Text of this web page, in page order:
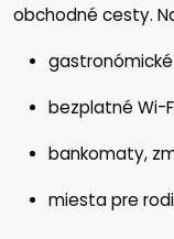
obchodné cesty.
bezplatné Wi-
bankomaty,
miesta pre